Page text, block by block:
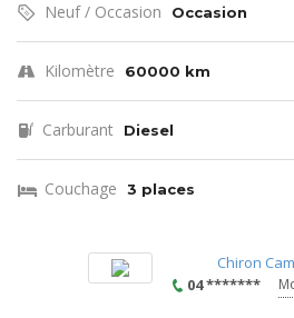
Neuf / Occasion Occasion
Kilomètre 60000 km
Carburant Diesel
Couchage 3 places
Chiron
04 *******